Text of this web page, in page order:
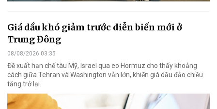
Giá dầu khó giảm trước diễn biến mới ở
Trung Đông
08/08/2026 03:35
Đề xuất hạn chế tàu Mỹ, Israel qua eo Hormuz cho thấy khoảng
cách giữa Tehran và Washington vẫn lớn, khiến giá dầu đảo chiều
tăng trở lại.